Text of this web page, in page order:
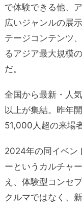
で体験できる他、
広いジャンルの展
テージコンテンツ
るアジア最大規模
だ。
全国から最新・人
以上が集結。昨年
51,000人超の来場
2024年の同イベン
ーというカルチャ
え、体験型コンセ
クルマではなく、